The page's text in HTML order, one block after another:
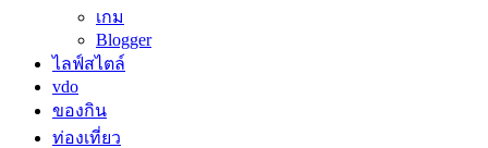
เกม
Blogger
ไลฟ์สไตล์
vdo
ของกิน
ท่องเที่ยว